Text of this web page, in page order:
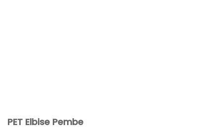
PET Elbise Pembe